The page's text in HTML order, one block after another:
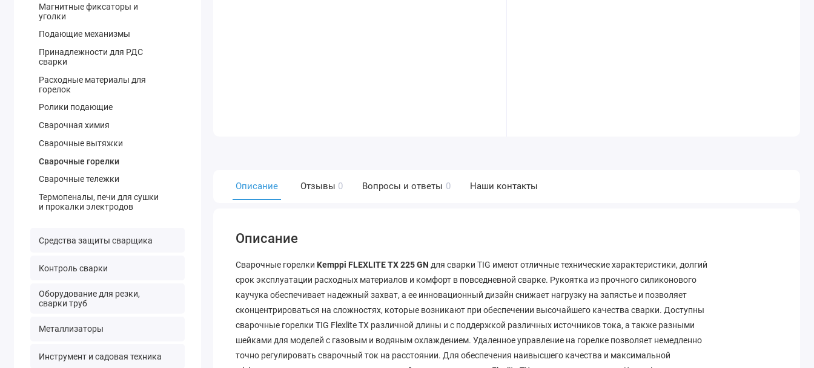
Магнитные фиксаторы и
уголки
Подающие механизмы
Принадлежности для РДС
сварки
Расходные материалы для
горелок
Ролики подающие
Сварочная химия
Сварочные вытяжки
Сварочные горелки
Сварочные тележки
Термопеналы, печи для сушки
и прокалки электродов
Средства защиты сварщика
Контроль сварки
Оборудование для резки,
сварки труб
Металлизаторы
Инструмент и садовая техника
Описание Отзывы 0 Вопросы и ответы 0 Наши контакты
Описание
Сварочные горелки Kemppi FLEXLITE TX 225 GN для сварки TIG имеют отличные технические характеристики, долгий
срок эксплуатации расходных материалов и комфорт в повседневной сварке. Рукоятка из прочного силиконового
каучука обеспечивает надежный захват, а ее инновационный дизайн снижает нагрузку на запястье и позволяет
сконцентрироваться на сложностях, которые возникают при обеспечении высочайшего качества сварки. Доступны
сварочные горелки TIG Flexlite TX различной длины и с поддержкой различных источников тока, а также разными
шейками для моделей с газовым и водяным охлаждением. Удаленное управление на горелке позволяет немедленно
точно регулировать сварочный ток на расстоянии. Для обеспечения наивысшего качества и максимальной